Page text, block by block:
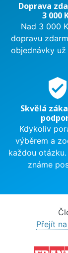
Doprava
3 000
Nad 3 000
dopravu
objednávky už
verified_user
Skvělá
Kdykoliv
výběrem a
každou
známe
Přejít